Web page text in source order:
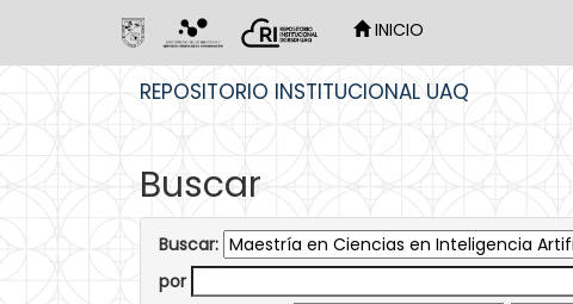
INICIO
REPOSITORIO INSTITUCIONAL UAQ
Buscar
Buscar:
por